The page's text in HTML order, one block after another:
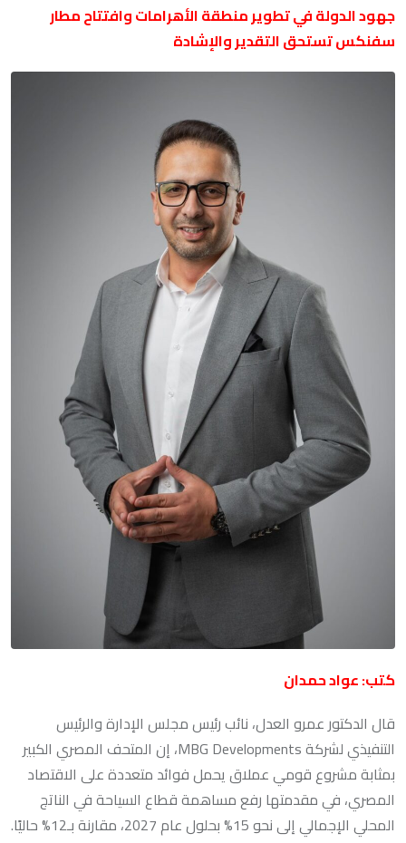
جهود الدولة في تطوير منطقة الأهرامات وافتتاح مطار
سفنكس تستحق التقدير والإشادة
كتب: عواد حمدان
قال الدكتور عمرو العدل، نائب رئيس مجلس الإدارة والرئيس
التنفيذي لشركة MBG Developments، إن المتحف المصري الكبير
بمثابة مشروع قومي عملاق يحمل فوائد متعددة على الاقتصاد
المصري، في مقدمتها رفع مساهمة قطاع السياحة في الناتج
المحلي الإجمالي إلى نحو 15% بحلول عام 2027، مقارنة بـ12% حاليًا.